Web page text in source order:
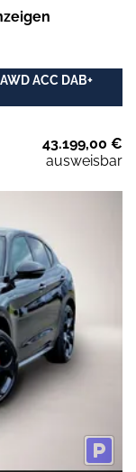
ACC DAB+
43.199,00 €
ausweisbar